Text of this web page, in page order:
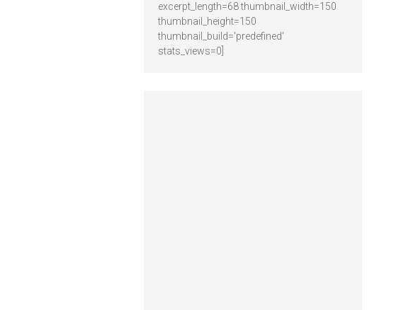
excerpt_length=68 thumbnail_width=150
thumbnail_height=150
thumbnail_build='predefined'
stats_views=0]